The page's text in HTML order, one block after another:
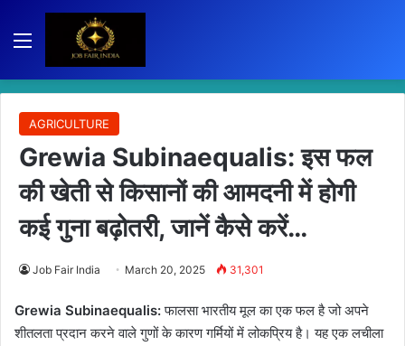
AGRICULTURE
Grewia Subinaequalis: इस फल
की खेती से किसानों की आमदनी में होगी
कई गुना बढ़ोतरी, जानें कैसे करें…
Job Fair India March 20, 2025 31,301
Grewia Subinaequalis:फालसा भारतीय मूल का एक फल है जो अपने
शीतलता प्रदान करने वाले गुणों के कारण गर्मियों में लोकप्रिय है। यह एक लचीला